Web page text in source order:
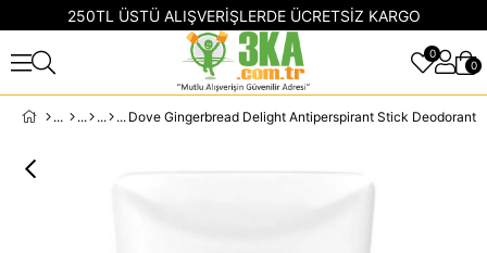
250TL ÜSTÜ ALIŞVERİŞLERDE ÜCRETSİZ KARGO
0
0